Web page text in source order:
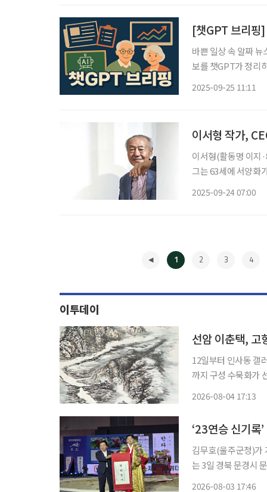
[챗GPT 브리핑
바쁜 일상 속 알짜
보를 챗GPT가 정리하고 편집
2025-09-25 11:11
이서형 작가,
이서형(활동명 이지
그는 63세에 서양화
2025-09-24 07:00
1 2 3 4
이투데이
선암 이춘택, 고
12일부터 인사동 갤
까지 구성 수묵화가 선암(仙巖) 이춘택이 설악산 공룡능선과 고향 단양의 풍경을 담은 작품
2026-08-04 17:13
‘23연승 신기록
김무호(울주군청)가
는 3일 경북 문경시
2026-08-03 17:46